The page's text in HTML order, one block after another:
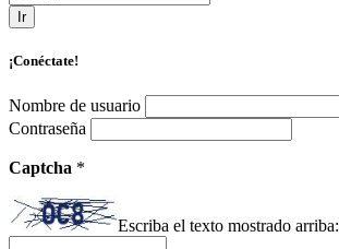
Ir
¡Conéctate!
Nombre de usuario
Contraseña
Captcha *
Escriba el texto mostrado arriba: